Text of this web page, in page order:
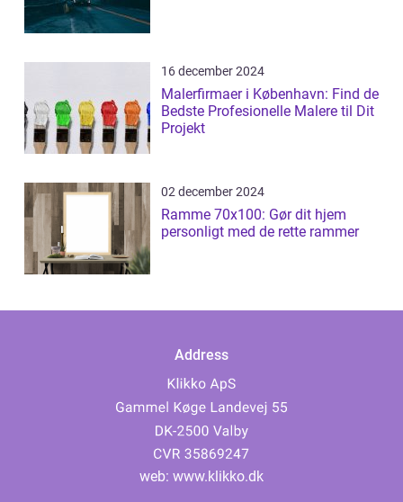
16 december 2024
Malerfirmaer i København: Find de
Bedste Profesionelle Malere til Dit
Projekt
02 december 2024
Ramme 70x100: Gør dit hjem
personligt med de rette rammer
Address
web: www.klikko.dk